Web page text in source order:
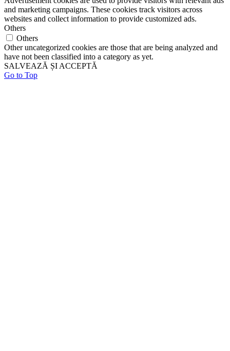
and marketing campaigns. These cookies track visitors across
websites and collect information to provide customized ads.
Others
Others
Other uncategorized cookies are those that are being analyzed and
have not been classified into a category as yet.
SALVEAZĂ ȘI ACCEPTĂ
Go to Top